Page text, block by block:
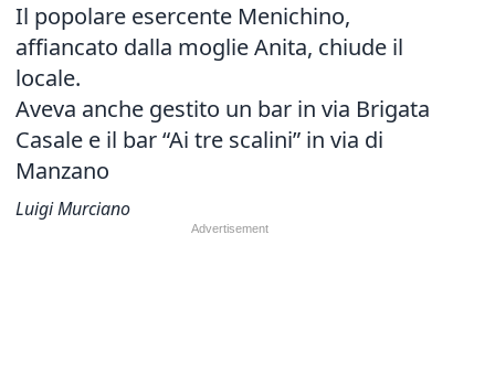
Il popolare esercente Menichino,
affiancato dalla moglie Anita, chiude il
locale.
Aveva anche gestito un bar in via Brigata
Casale e il bar “Ai tre scalini” in via di
Manzano
Luigi Murciano